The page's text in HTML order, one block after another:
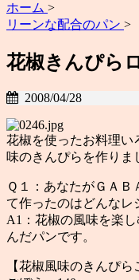
ホーム >
リーンな配合のパン >
花椒きんぴら
2008/04/28
花椒を使ったお料理い
味のきんぴらを作りま
Ｑ１：あなたがＧＡ
て作ったのはどんなレ
A1：花椒の風味を楽
んだパンです。
【花椒風味のきんぴ